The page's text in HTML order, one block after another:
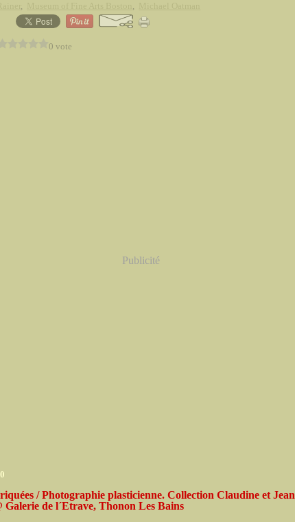
, ,
0 vote
Publicité
/ Photographie plasticienne. Collection Claudine et
Galerie de l´Etrave, Thonon Les Bains